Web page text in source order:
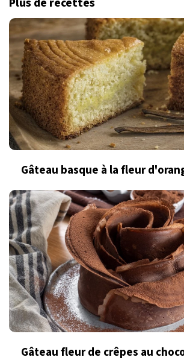
Gâteau basque à la fleur
Gâteau fleur de crêpes au